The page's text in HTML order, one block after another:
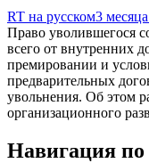
RT на русском3
Право уволившегося
всего от внутренних
премировании и
предварительных
увольнения. Об этом
организационного
Навигация по